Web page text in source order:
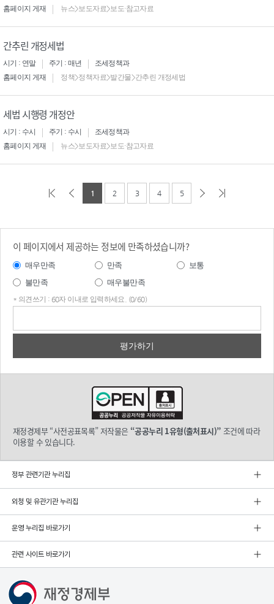
홈페이지 게재
뉴스>보도자료>보도·참고자료
간추린 개정세법
시기 : 연말 주기 : 매년
조세정책과
홈페이지 게재
정책>정책자료>발간물>간추린 개정세법
세법 시행령 개정안
시기 : 수시 주기 : 수시
조세정책과
홈페이지 게재
뉴스>보도자료>보도·참고자료
1 2 3 4 5
이 페이지에서 제공하는 정보에 만족하셨습니까?
매우만족 만족
보통
불만족
매우불만족
* 의견쓰기 : 60자 이내로 입력하세요. (0/60)
재정경제부 “사전공표목록” 저작물은 “공공누리 1유형(출처표시)” 조건에 따라
이용할 수 있습니다.
정부 관련기관 누리집
외청 및 유관기관 누리집
운영 누리집 바로가기
관련 사이트 바로가기